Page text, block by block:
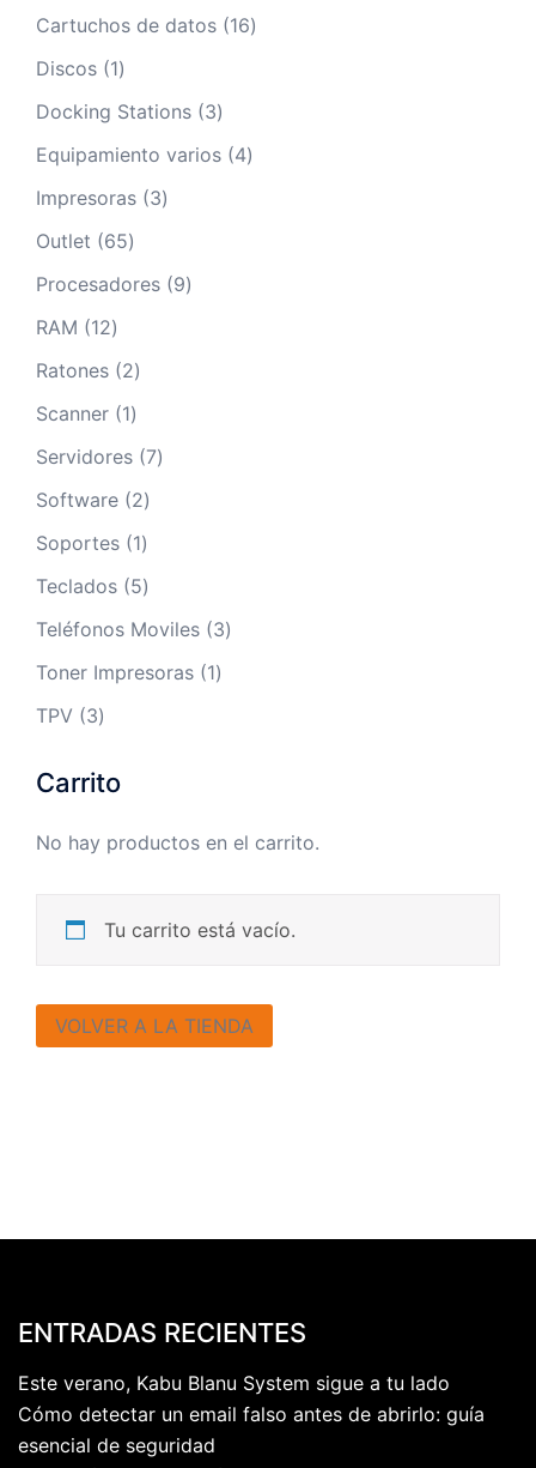
producto
Cartuchos de datos 1616
Discos 11
producto
Docking Stations 33
productos
Equipamiento varios 44
Impresoras 33
Outlet 6565
productos
Procesadores 99
RAM 1212
productos
Ratones 22
productos
Scanner 11
producto
Servidores 77
Software 22
productos
Soportes 11
producto
Teclados 55
productos
Teléfonos Moviles 33
Toner Impresoras 11
TPV 33
Carrito
No hay productos en el carrito.
Tu carrito está vacío.
VOLVER A LA TIENDA
ENTRADAS RECIENTES
Este verano, Kabu Blanu System sigue a tu lado
Cómo detectar un email falso antes de abrirlo: guía
esencial de seguridad